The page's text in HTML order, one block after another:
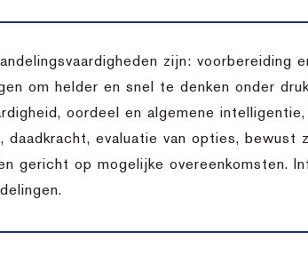
zijn: voorbereiding
om helder en snel te denken onder
oordeel en algemene
daadkracht, evaluatie van opties,
gericht op mogelijke overeenkomsten.